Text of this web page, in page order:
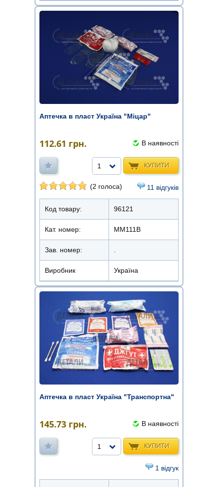
Аптечка в пласт Україна "Міцар"
112.61 грн. В наявності
КУПИТИ
1
(2 голоса) 11 відгуків
Код товару: 96121
Кат. номер: ММ111В
Зав. номер:
Виробник Україна
Аптечка в пласт Україна "Транспортна"
145.73 грн. В наявності
КУПИТИ
1
1 відгук